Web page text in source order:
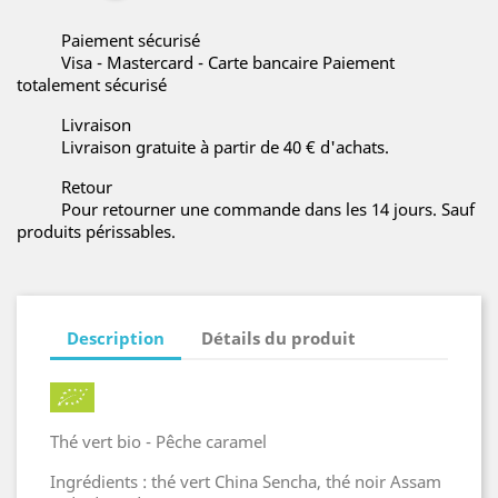
Paiement sécurisé
Visa - Mastercard - Carte bancaire Paiement
totalement sécurisé
Livraison
Livraison gratuite à partir de 40 € d'achats.
Retour
Pour retourner une commande dans les 14 jours. Sauf
produits périssables.
Description Détails du produit
Thé vert bio - Pêche caramel
Ingrédients : thé vert China Sencha, thé noir Assam